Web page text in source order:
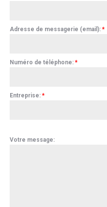
Adresse de messagerie (email): *
Numéro de téléphone: *
Entreprise: *
Votre message: